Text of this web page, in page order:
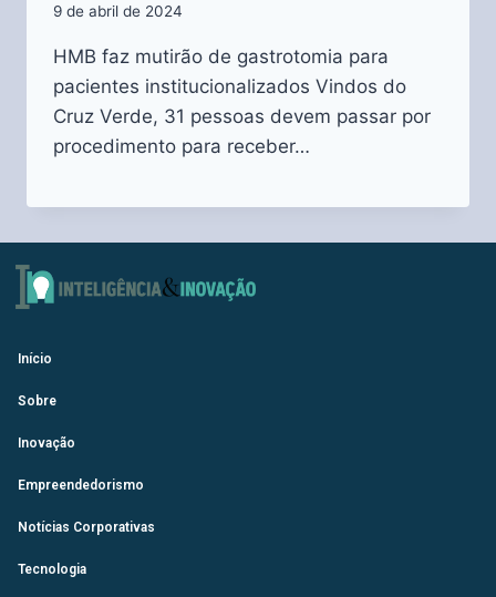
9 de abril de 2024
HMB faz mutirão de gastrotomia para
pacientes institucionalizados Vindos do
Cruz Verde, 31 pessoas devem passar por
procedimento para receber…
Início
Sobre
Inovação
Empreendedorismo
Notícias Corporativas
Tecnologia